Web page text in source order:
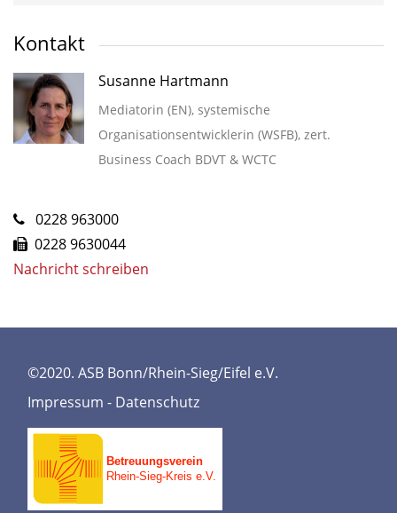
Kontakt
Susanne Hartmann
Mediatorin (EN), systemische
Organisationsentwicklerin (WSFB), zert.
Business Coach BDVT & WCTC
0228 963000
0228 9630044
Nachricht schreiben
©2020. ASB Bonn/Rhein-Sieg/Eifel e.V.
Impressum - Datenschutz